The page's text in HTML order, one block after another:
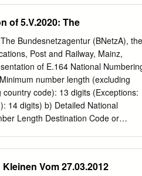
assays. ment schemes and thus
Laboratories in over 150
Institute for Experimental
EUROIMMUN institution, is
research. The institute also
clinics and renowned
from all over the world. many).
resulted in a large turnover
of 5.V.2020: The
Bundesnetzagentur (BNetzA), the
Post and Railway, Mainz,
of E.164 National
number length (excluding
code): 13 digits (Exceptions:
14 digits) b) Detailed National
Length Destination Code or
15020 11 11 Mobile services
Vom 27.03.2012